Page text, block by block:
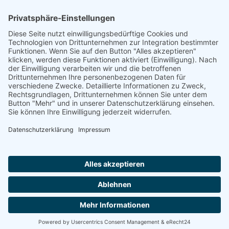
10.08.1942, Auschwitz, Vernichtungslager
Footer
Cookie-Einstellungen Datenschutz